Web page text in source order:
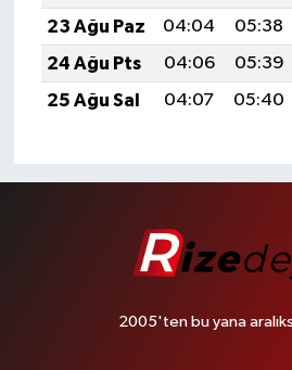
23 Ağu Paz
04:04 05:38
24 Ağu Pts
04:06 05:39
25 Ağu Sal
04:07 05:40
2005'ten bu yana